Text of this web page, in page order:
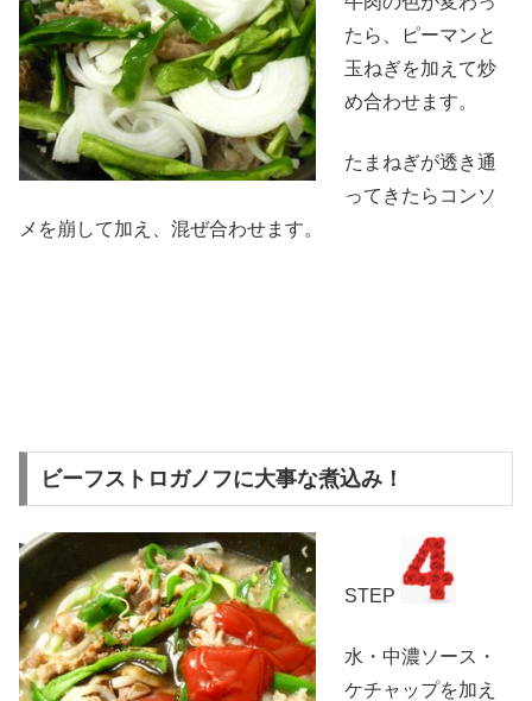
たら、ピーマンと
玉ねぎを加えて炒
め合わせます。
たまねぎが透き通
ってきたらコンソ
メを崩して加え、混ぜ合わせます。
ビーフストロガノフに大事な煮込み！
STEP
水・中濃ソース・
ケチャップを加え